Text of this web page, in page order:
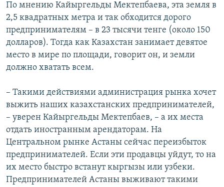
По мнению Кайыргельды Мектепбаева, эта земля в
2,5 квадратных метра и так обходится дорого
предпринимателям – в 23 тысячи тенге (около 150
долларов). Тогда как Казахстан занимает девятое
место в мире по площади, говорит он, и земли
должно хватать всем.
– Такими действиями администрация рынка хочет
выжить наших казахстанских предпринимателей,
– уверен Кайыргельды Мектепбаев, – а их места
отдать иностранным арендаторам. На
Центральном рынке Астаны сейчас переизбыток
предпринимателей. Если эти продавцы уйдут, то на
их место быстро встанут кыргызы или узбеки.
Предпринимателей Астаны выживают такими